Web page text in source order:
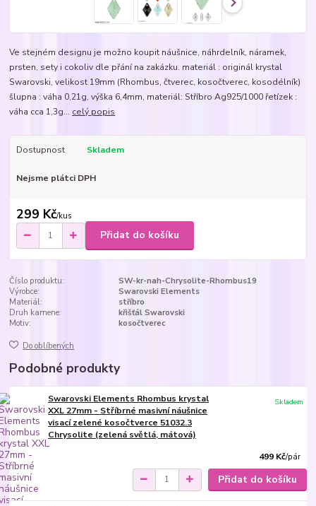
Ve stejném designu je možno koupit náušnice, náhrdelník, náramek,
prsten, sety i cokoliv dle přání na zakázku. materiál : originál krystal
Swarovski, velikost 19mm (Rhombus, čtverec, kosočtverec, kosodélník)
šlupna : váha 0,21g, výška 6,4mm, materiál: Stříbro Ag925/1000 řetízek :
váha cca 1,3g... celý popis
Dostupnost Skladem
Nejsme plátci DPH
299 Kč/kus
Přidat do košíku
Číslo produktu:
SW-kr-nah-Chrysolite-Rhombus19
Výrobce:
Swarovski Elements
Materiál:
stříbro
Druh kamene:
křišťál Swarovski
Motiv:
kosočtverec
Do oblíbených
Podobné produkty
Swarovski Elements Rhombus krystal
XXL 27mm - Stříbrné masivní náušnice
visací zelené kosočtverce 51032.3
Chrysolite (zelená světlá, mátová)
499 Kč/pár
Skladem
Přidat do košíku